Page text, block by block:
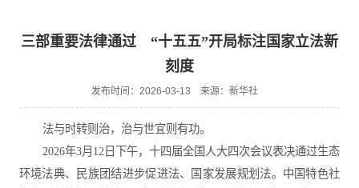
三部重要法律通过 “十五五”开局标注国家立法新
刻度
发布时间：2026-03-13 来源：新华社
法与时转则治，治与世宜则有功。
2026年3月12日下午，十四届全国人大四次会议表决通过生态
环境法典、民族团结进步促进法、国家发展规划法。中国特色社